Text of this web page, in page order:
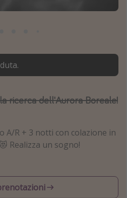
ricerca dell'Aurora Boreale!
A/R + 3 notti con colazione in
Realizza un sogno!